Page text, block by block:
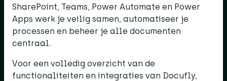
SharePoint, Teams, Power Automate en Power
Apps werk je veilig samen, automatiseer je
processen en beheer je alle documenten
centraal.
Voor een volledig overzicht van de
functionaliteiten en integraties van Docufly,